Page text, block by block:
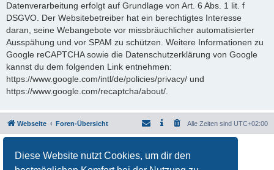
Diese Website nutzt Cookies, um dir den
Datenverarbeitung erfolgt auf Grundlage von Art. 6 Abs. 1 lit. f
DSGVO. Der Websitebetreiber hat ein berechtigtes Interesse
daran, seine Webangebote vor missbräuchlicher automatisierter
Ausspähung und vor SPAM zu schützen. Weitere Informationen zu
Google reCAPTCHA sowie die Datenschutzerklärung von Google
kannst du dem folgenden Link entnehmen:
https://www.google.com/intl/de/policies/privacy/ und
https://www.google.com/recaptcha/about/.
Webseite Foren-Übersicht Alle Zeiten sind UTC+02:00
Deutsche Übersetzung durchphpBB.de
Datenschutz|Nutzungsbedingungen